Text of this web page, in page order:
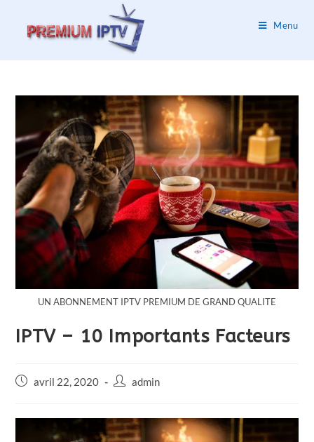
Menu
UN ABONNEMENT IPTV PREMIUM DE GRAND QUALITE
IPTV – 10 Importants Facteurs
avril 22, 2020 admin